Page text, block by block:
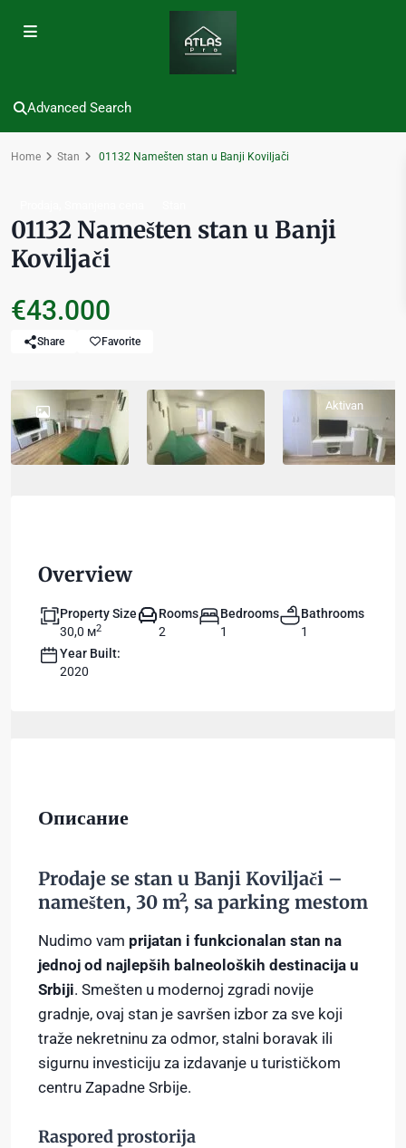
Advanced Search
Home Stan 01132 Namešten stan u Banji Koviljači
01132 Namešten stan u Banji
Koviljači
€43.000
Share Favorite
Aktivan
Overview
Property Size
30,0 м2
Rooms
2
Bedrooms
1
Bathrooms
1
Year Built:
2020
Описание
Prodaje se stan u Banji Koviljači –
namešten, 30 m², sa parking mestom
Nudimo vam prijatan i funkcionalan stan na
jednoj od najlepših balneoloških destinacija u
Srbiji. Smešten u modernoj zgradi novije
gradnje, ovaj stan je savršen izbor za sve koji
traže nekretninu za odmor, stalni boravak ili
sigurnu investiciju za izdavanje u turističkom
centru Zapadne Srbije.
Raspored prostorija